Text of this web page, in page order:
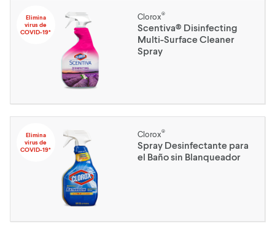
Elimina
virus de
COVID-19*
Clorox®
Scentiva® Disinfecting
Multi-Surface Cleaner
Spray
Elimina
virus de
COVID-19*
Clorox®
Spray Desinfectante para
el Baño sin Blanqueador